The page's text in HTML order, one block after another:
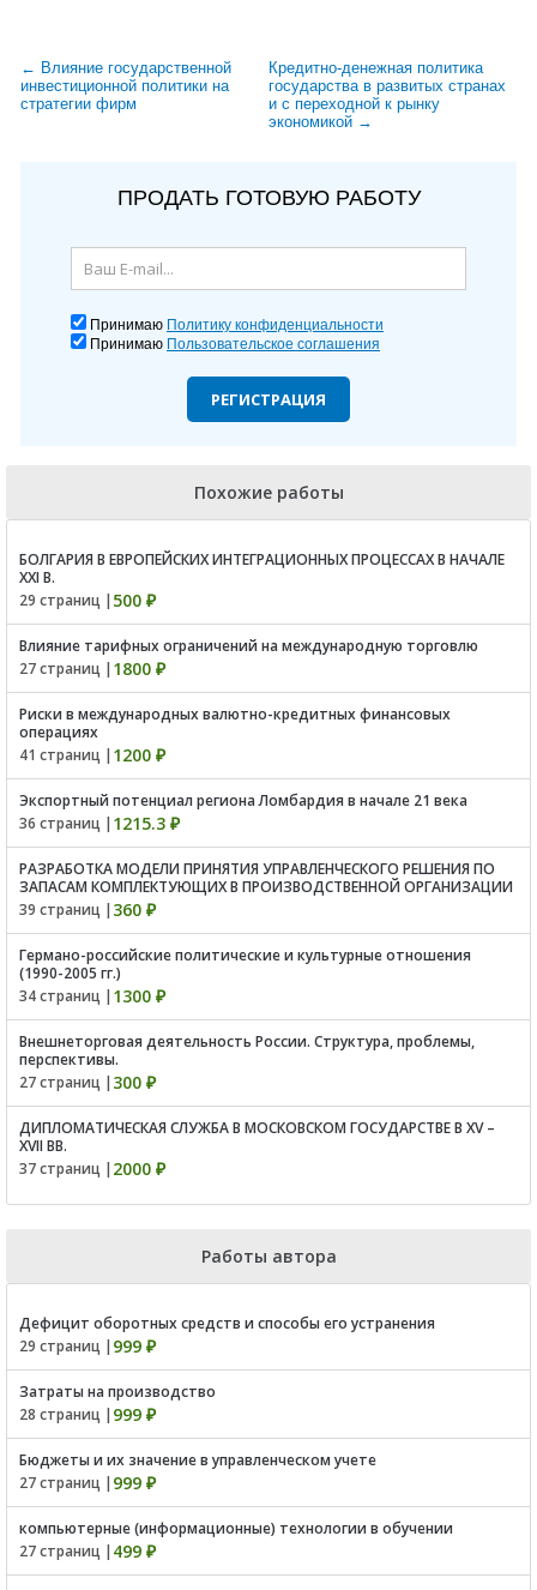
← Влияние государственной
инвестиционной политики на
стратегии фирм
Кредитно-денежная политика
государства в развитых странах
и с переходной к рынку
экономикой →
ПРОДАТЬ ГОТОВУЮ РАБОТУ
Принимаю Политику конфиденциальности
Принимаю Пользовательское соглашения
РЕГИСТРАЦИЯ
Похожие работы
БОЛГАРИЯ В ЕВРОПЕЙСКИХ ИНТЕГРАЦИОННЫХ ПРОЦЕССАХ В НАЧАЛЕ
XXI В.
29 страниц | 500 ₽
Влияние тарифных ограничений на международную торговлю
27 страниц | 1800 ₽
Риски в международных валютно-кредитных финансовых
операциях
41 страниц | 1200 ₽
Экспортный потенциал региона Ломбардия в начале 21 века
36 страниц | 1215.3 ₽
РАЗРАБОТКА МОДЕЛИ ПРИНЯТИЯ УПРАВЛЕНЧЕСКОГО РЕШЕНИЯ ПО
ЗАПАСАМ КОМПЛЕКТУЮЩИХ В ПРОИЗВОДСТВЕННОЙ ОРГАНИЗАЦИИ
39 страниц | 360 ₽
Германо-российские политические и культурные отношения
(1990-2005 гг.)
34 страниц | 1300 ₽
Внешнеторговая деятельность России. Структура, проблемы,
перспективы.
27 страниц | 300 ₽
ДИПЛОМАТИЧЕСКАЯ СЛУЖБА В МОСКОВСКОМ ГОСУДАРСТВЕ В XV –
XVII ВВ.
37 страниц | 2000 ₽
Работы автора
Дефицит оборотных средств и способы его устранения
29 страниц | 999 ₽
Затраты на производство
28 страниц | 999 ₽
Бюджеты и их значение в управленческом учете
27 страниц | 999 ₽
компьютерные (информационные) технологии в обучении
27 страниц | 499 ₽